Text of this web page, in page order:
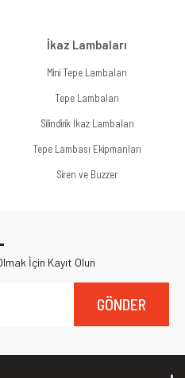
İkaz Lambaları
Mini Tepe Lambaları
Tepe Lambaları
Silindirik İkaz Lambaları
Tepe Lambası Ekipmanları
Siren ve Buzzer
İçin Kayıt Olun
GÖNDER